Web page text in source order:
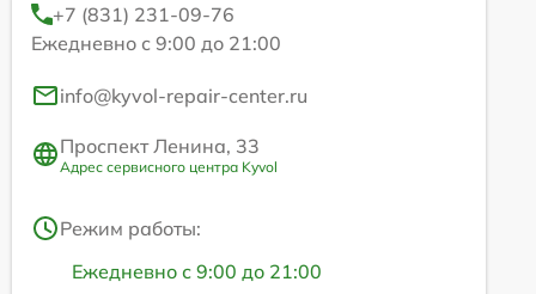
+7 (831) 231-09-76
Ежедневно с 9:00 до 21:00
info@kyvol-repair-center.ru
Проспект Ленина, 33
Адрес сервисного центра Kyvol
Режим работы:
Ежедневно с 9:00 до 21:00